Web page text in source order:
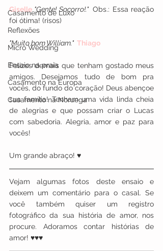
Casamento de Luxo
Reflexões
Micro Wedding
Ensaio na praia
Casamento na Europa
Casamento na Noruega
Giselle "Gente! Socorro!." Obs.: Essa reação
foi ótima! (risos)
"Muito bom William." Thiago
Felizes demais que tenham gostado meus
amigos. Desejamos tudo de bom pra
vocês, do fundo do coração! Deus abençoe
sua família! Tenham uma vida linda cheia
de alegrias e que possam criar o Lucas
com sabedoria. Alegria, amor e paz para
vocês!
Um grande abraço! ♥
Vejam algumas fotos deste ensaio e
deixem um comentário para o casal. Se
você também quiser um registro
fotográfico da sua história de amor, nos
procure. Adoramos contar histórias de
amor! ♥♥♥